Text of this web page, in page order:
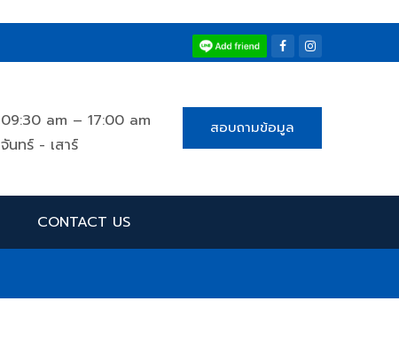
09:30 am – 17:00 am
จันทร์ - เสาร์
สอบถามข้อมูล
CONTACT US